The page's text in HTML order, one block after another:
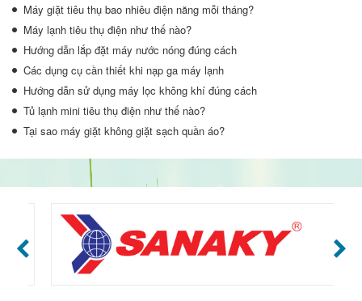
Máy giặt tiêu thụ bao nhiêu điện năng mỗi tháng?
Máy lạnh tiêu thụ điện như thế nào?
Hướng dẫn lắp đặt máy nước nóng đúng cách
Các dụng cụ cần thiết khi nạp ga máy lạnh
Hướng dẫn sử dụng máy lọc không khí đúng cách
Tủ lạnh mini tiêu thụ điện như thế nào?
Tại sao máy giặt không giặt sạch quần áo?